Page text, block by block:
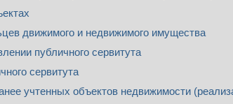
движимого и недвижимого имущества
публичного сервитута
сервитута
учтенных объектов недвижимости